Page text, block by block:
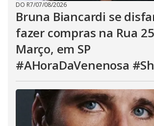
DO R7/07/08/2026
Bruna Biancardi se
fazer compras na Rua
Março, em SP
#AHoraDaVenenosa